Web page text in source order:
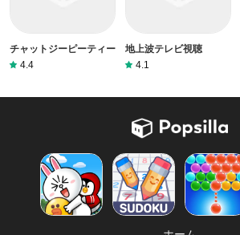
チャットジーピーティー
4.4
地上波テレビ視聴
4.1